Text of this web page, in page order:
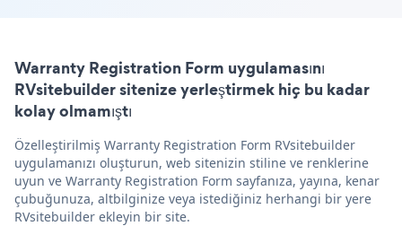
Warranty Registration Form uygulamasını
RVsitebuilder sitenize yerleştirmek hiç bu kadar
kolay olmamıştı
Özelleştirilmiş Warranty Registration Form RVsitebuilder
uygulamanızı oluşturun, web sitenizin stiline ve renklerine
uyun ve Warranty Registration Form sayfanıza, yayına, kenar
çubuğunuza, altbilginize veya istediğiniz herhangi bir yere
RVsitebuilder ekleyin bir site.